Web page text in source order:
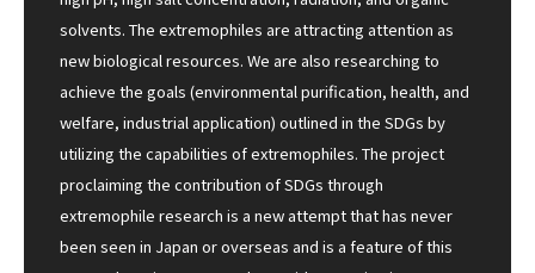
solvents. The extremophiles are attracting attention as
new biological resources. We are also researching to
achieve the goals (environmental purification, health, and
welfare, industrial application) outlined in the SDGs by
utilizing the capabilities of extremophiles. The project
proclaiming the contribution of SDGs through
extremophile research is a new attempt that has never
been seen in Japan or overseas and is a feature of this